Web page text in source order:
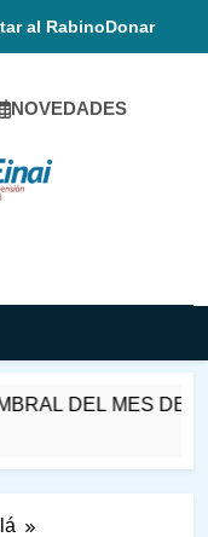
al RabinoDonar
NOVEDADES
En
DEL MES DE ELUL